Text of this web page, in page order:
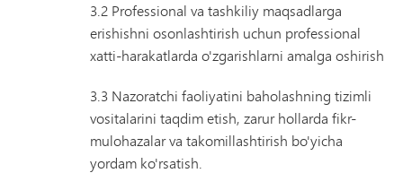
3.2 Professional va tashkiliy maqsadlarga
erishishni osonlashtirish uchun professional
xatti-harakatlarda o'zgarishlarni amalga oshirish
3.3 Nazoratchi faoliyatini baholashning tizimli
vositalarini taqdim etish, zarur hollarda fikr-
mulohazalar va takomillashtirish bo'yicha
yordam ko'rsatish.